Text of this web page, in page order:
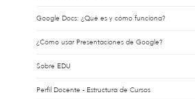
Google Docs: ¿Qué es y cómo funciona?
¿Cómo usar Presentaciones de Google?
Sobre EDU
Perfil Docente - Estructura de Cursos